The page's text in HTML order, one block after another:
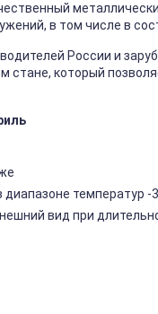
в том числе в
России и
стане, который
температур -
вид при